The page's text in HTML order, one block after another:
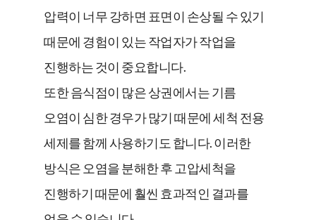
압력이 너무 강하면 표면이 손상될 수 있기
때문에 경험이 있는 작업자가 작업을
진행하는 것이 중요합니다.
또한 음식점이 많은 상권에서는 기름
오염이 심한 경우가 많기 때문에 세척 전용
세제를 함께 사용하기도 합니다. 이러한
방식은 오염을 분해한 후 고압세척을
진행하기 때문에 훨씬 효과적인 결과를